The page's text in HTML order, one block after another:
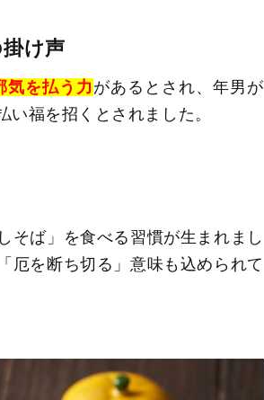
け声
気を払う力 があるとされ、年男が
い福を招くとされました。
そば」を食べる習慣が生まれまし
厄を断ち切る」意味も込められて